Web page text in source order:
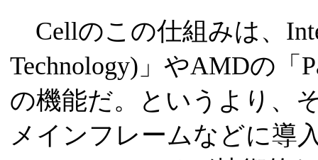
Cellのこの仕組みは、
Technology)」やAMDの「
の機能だ。というより、
メインフレームなどに導